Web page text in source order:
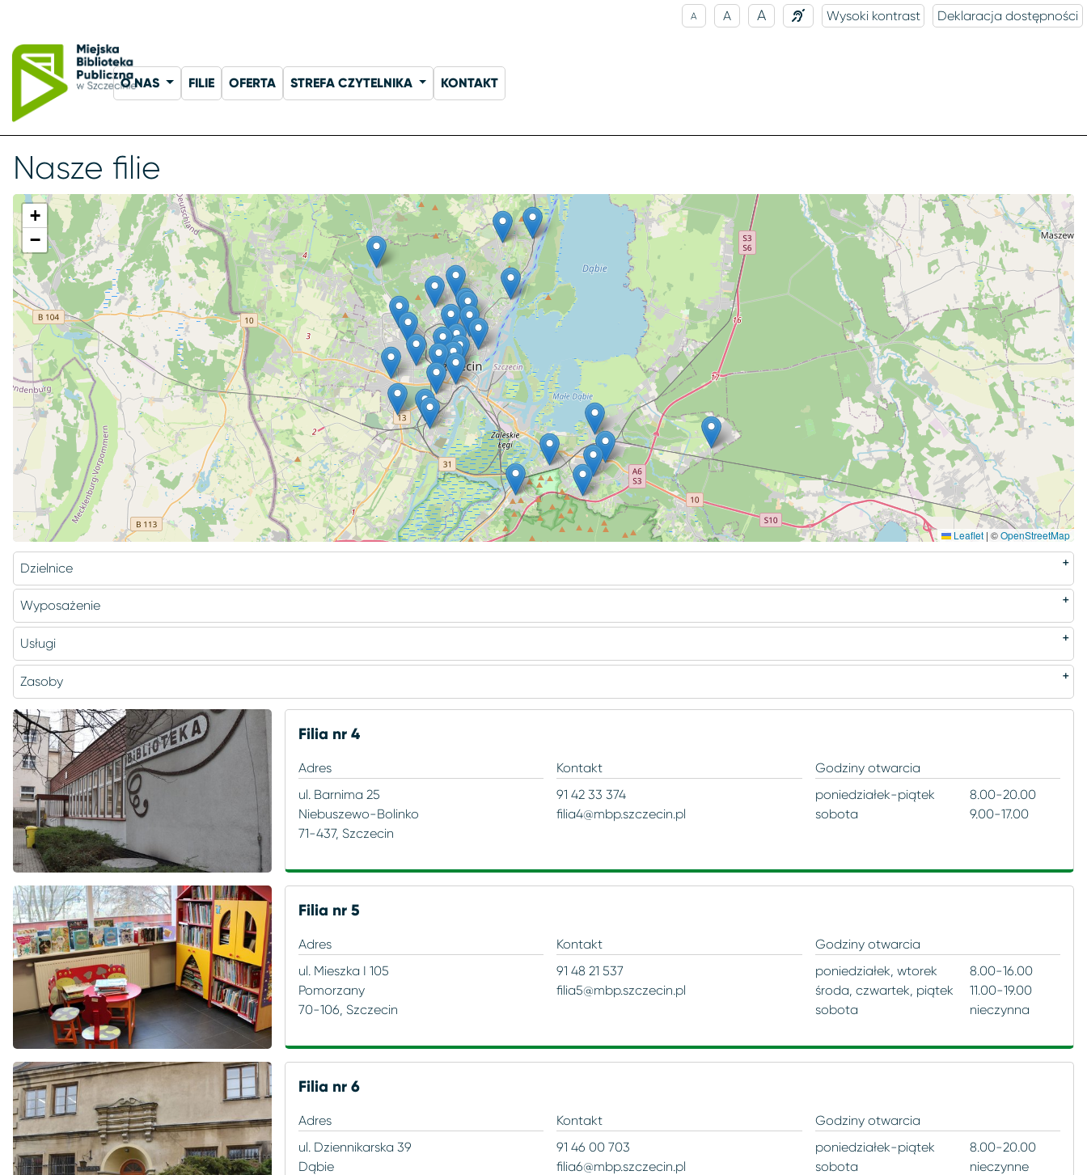
A A A Wysoki kontrast Deklaracja dostępności
O NAS FILIE OFERTA STREFA CZYTELNIKA KONTAKT
Nasze filie
+
−
Leaflet | ©OpenStreetMap
Dzielnice
Arkońskie-Niemierzyn Bukowe-Klęskowo Centrum
Dąbie Drzetowo-Grabowo Głębokie-Pilchowo
Golęcino-Gocław Gumieńce Majowe
Niebuszewo Nowe Miasto
Podjuchy Pogodno Pomorzany
Słoneczne
Świerczewo
Wielgowo - Sławociesze - Zdunowo
Wyposażenie
Usługi
kserowanie drukowanie skanowanie
Zasoby
kolekcja "WIELKIE LITERY"
E-Booki Audiobooki Filmy
Czytniki
komiksy/mangi
Filia nr 4
Adres
ul. Barnima 25
Niebuszewo-Bolinko
71-437, Szczecin
Kontakt
91 42 33 374
filia4@mbp.szczecin.pl
Godziny otwarcia
poniedziałek-piątek
8.00-20.00
sobota
9.00-17.00
Filia nr 5
Adres
ul. Mieszka I 105
Pomorzany
70-106, Szczecin
Kontakt
91 48 21 537
filia5@mbp.szczecin.pl
Godziny otwarcia
poniedziałek, wtorek
8.00-16.00
środa, czwartek, piątek
11.00-19.00
sobota
nieczynna
Filia nr 6
Adres
ul. Dziennikarska 39
Dąbie
Kontakt
91 46 00 703
filia6@mbp.szczecin.pl
Godziny otwarcia
poniedziałek-piątek
8.00-20.00
sobota
nieczynne